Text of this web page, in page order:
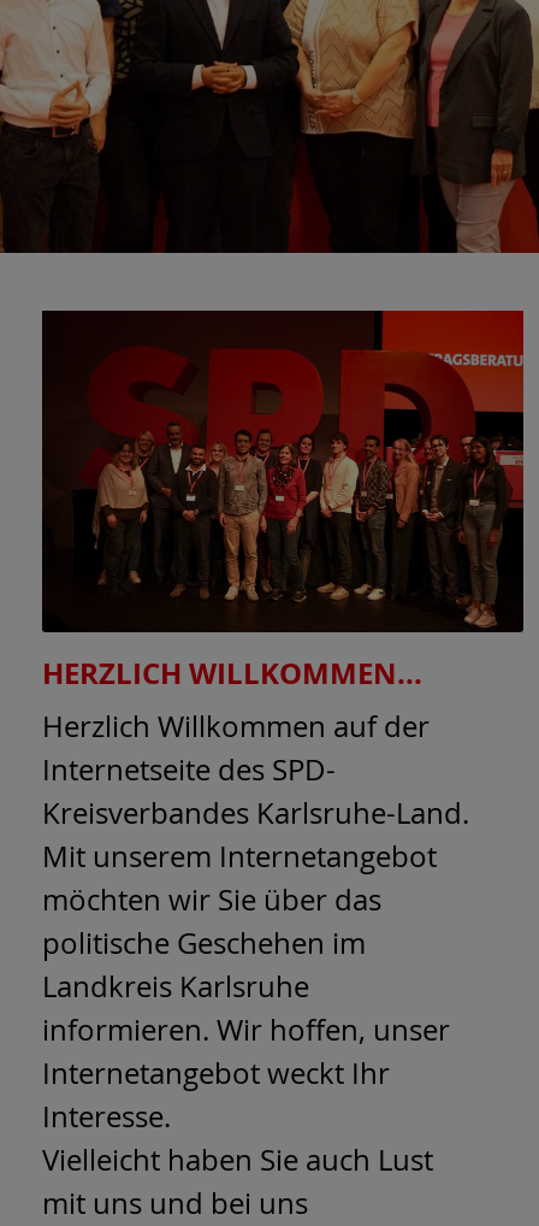
HERZLICH WILLKOMMEN...
Herzlich Willkommen auf der
Internetseite des SPD-
Kreisverbandes Karlsruhe-Land.
Mit unserem Internetangebot
möchten wir Sie über das
politische Geschehen im
Landkreis Karlsruhe
informieren. Wir hoffen, unser
Internetangebot weckt Ihr
Interesse.
Vielleicht haben Sie auch Lust
mit uns und bei uns